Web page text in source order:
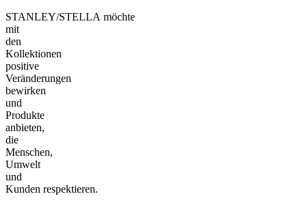
STANLEY/STELLA möchte
mit
den
Kollektionen
positive
Veränderungen
bewirken
und
Produkte
anbieten,
die
Menschen,
Umwelt
und
Kunden respektieren.